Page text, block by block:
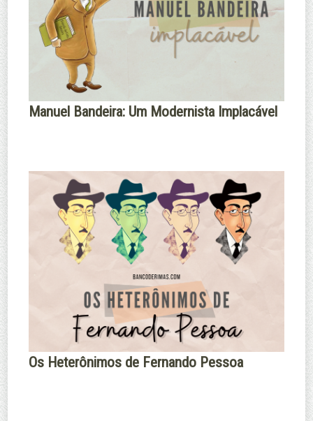
Manuel Bandeira: Um Modernista Implacável
Os Heterônimos de Fernando Pessoa